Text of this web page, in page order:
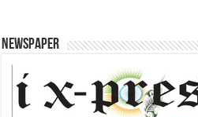
o
k
p
p
e
Newspaper